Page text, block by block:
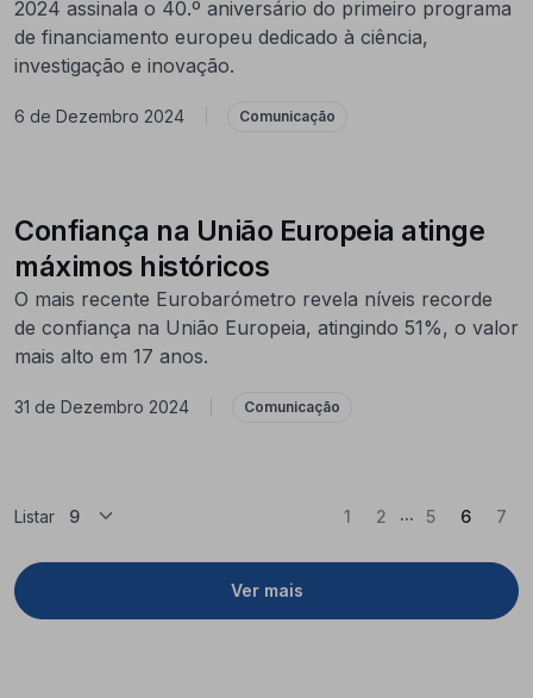
2024 assinala o 40.º aniversário do primeiro programa
de financiamento europeu dedicado à ciência,
investigação e inovação.
6 de Dezembro 2024 Comunicação
Confiança na União Europeia atinge
máximos históricos
O mais recente Eurobarómetro revela níveis recorde
de confiança na União Europeia, atingindo 51%, o valor
mais alto em 17 anos.
31 de Dezembro 2024 Comunicação
Listar
Ver mais
1 2 ... 5 6(Atual)
7